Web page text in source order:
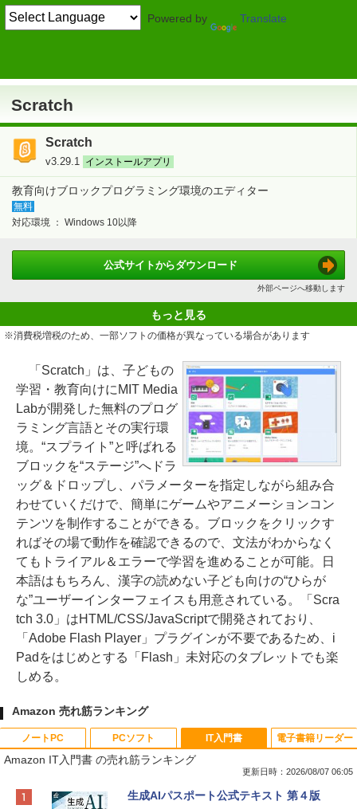
Powered by Translate
Scratch
Scratch
v3.29.1 インストールアプリ
教育向けブロックプログラミング環境のエディター
無料
対応環境 ： Windows 10以降
公式サイトからダウンロード
外部ページへ移動します
もっと見る
※消費税増税のため、一部ソフトの価格が異なっている場合があります
「Scratch」は、子どもの
学習・教育向けにMIT Media
Labが開発した無料のプログ
ラミング言語とその実行環
境。“スプライト”と呼ばれる
ブロックを“ステージ”へドラ
ッグ＆ドロップし、パラメーターを指定しながら組み合
わせていくだけで、簡単にゲームやアニメーションコン
テンツを制作することができる。ブロックをクリックす
ればその場で動作を確認できるので、文法がわからなく
てもトライアル＆エラーで学習を進めることが可能。日
本語はもちろん、漢字の読めない子ども向けの“ひらが
な”ユーザーインターフェイスも用意されている。「Scra
tch 3.0」はHTML/CSS/JavaScriptで開発されており、
「Adobe Flash Player」プラグインが不要であるため、i
Padをはじめとする「Flash」未対応のタブレットでも楽
しめる。
Amazon 売れ筋ランキング
ノートPC
Apple 2026 MacBook Neo A18 Proチッ
PCソフト
Robloxギフトカード - 800 Robux 【限
IT入門書
Amazon IT入門書 の売れ筋ランキング
更新日時：2026/08/07 06:05
生成AIパスポート公式テキスト 第４版
電子書籍リーダー